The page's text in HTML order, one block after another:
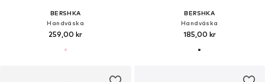
BERSHKA
Handväska
259,00 kr
BERSHKA
Handväska
185,00 kr